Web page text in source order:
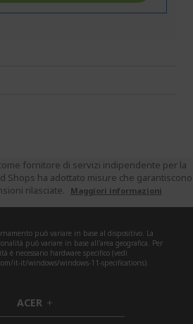
fornitore di servizi indipendente per la
Shops ha adottato misure che garantiscono
rilasciate.
Maggiori informazioni
può variare in base al dispositivo. La
può variare in base all'area geografica. Per
è necessario hardware specifico (vedi
it-it/windows/windows-11-specifications).
ACER h
i